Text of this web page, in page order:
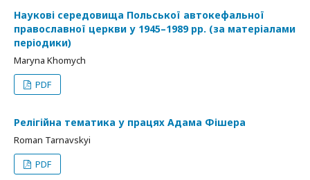
Наукові середовища Польської автокефальної
православної церкви у 1945–1989 рр. (за матеріалами
періодики)
Maryna Khomych
PDF
Релігійна тематика у працях Адама Фішера
Roman Tarnavskyi
PDF